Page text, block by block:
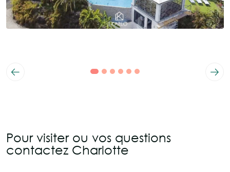
Pour visiter ou vos questions
contactez Charlotte